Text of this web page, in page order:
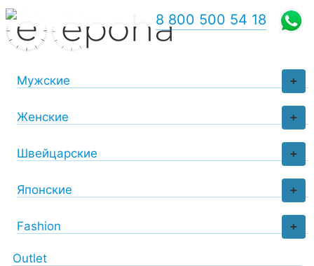
+
Мужские
+
Женские
+
Швейцарские
+
Японские
+
Fashion
Outlet
8 800 500 54 18